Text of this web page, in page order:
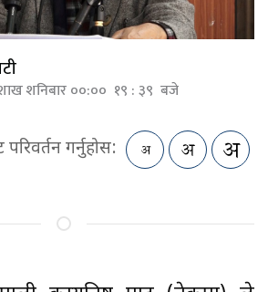
शनिबार ००:०० १९ : ३९ बजे
गर्नुहोस: